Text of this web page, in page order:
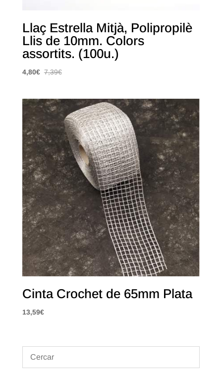
Llaç Estrella Mitjà, Polipropilè
Llis de 10mm. Colors
assortits. (100u.)
4,80€ 7,39€
Cinta Crochet de 65mm Plata
13,59€